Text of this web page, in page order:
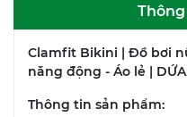
Clamfit Bikini | Đồ bơi
năng động - Áo lẻ | DỨA
Thông tin sản phẩm: